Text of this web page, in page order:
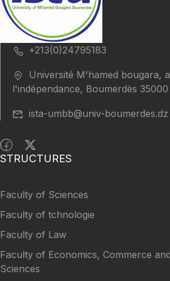
+213(0)24795183
Université M'hamed bougara,
l'indépendance, Boumerdès 35000
ista-umbb@univ-boumerdes.dz
STRUCTURES
Faculty of Sciences
Faculty of tchnologie
Faculty of Law
Faculty of Economics, Commerce
Sciences